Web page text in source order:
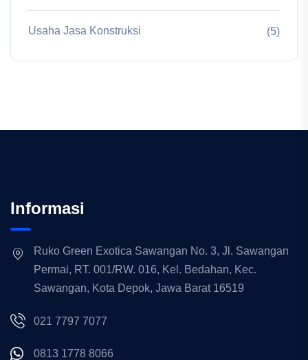
Usaha Jasa Konstruksi (5)
Informasi
Ruko Green Exotica Sawangan No. 3, Jl. Sawangan
Permai, RT. 001/RW. 016, Kel. Bedahan, Kec.
Sawangan, Kota Depok, Jawa Barat 16519
021 7797 7077
0813 1778 8066